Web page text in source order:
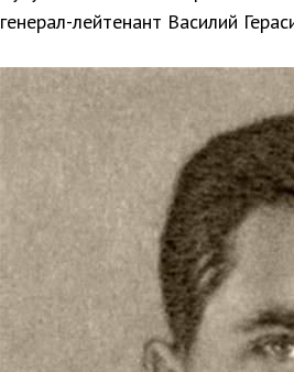
генерал-лейтенант Василий